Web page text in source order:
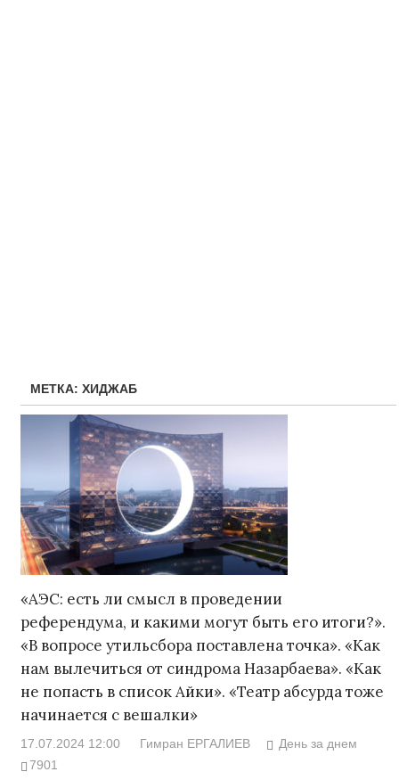
МЕТКА: ХИДЖАБ
«АЭС: есть ли смысл в проведении
референдума, и какими могут быть его итоги?».
«В вопросе утильсбора поставлена точка». «Как
нам вылечиться от синдрома Назарбаева». «Как
не попасть в список Айки». «Театр абсурда тоже
начинается с вешалки»
17.07.2024 12:00 Гимран ЕРГАЛИЕВ
День за днем
7901